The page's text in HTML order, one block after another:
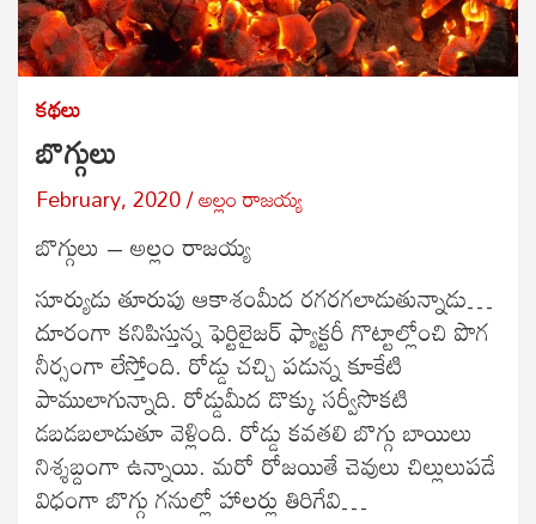
కథలు
బొగ్గులు
February, 2020 అల్లం రాజ‌య్య‌
బొగ్గులు – అల్లం రాజయ్య
సూర్యుడు తూరుపు ఆకాశంమీద రగరగలాడుతున్నాడు…
దూరంగా కనిపిస్తున్న ఫెర్టిలైజర్ ఫ్యాక్టరీ గొట్టాల్లోంచి పొగ
నీర్సంగా లేస్తోంది. రోడ్డు చచ్చి పడున్న కూకేటి
పాములాగున్నాది. రోడ్డుమీద డొక్కు సర్వీసొకటి
డబడబలాడుతూ వెళ్లింది. రోడ్డు కవతలి బొగ్గు బాయిలు
నిశ్శబ్దంగా ఉన్నాయి. మరో రోజయితే చెవులు చిల్లులుపడే
విధంగా బొగ్గు గనుల్లో హాలర్లు తిరిగేవి…